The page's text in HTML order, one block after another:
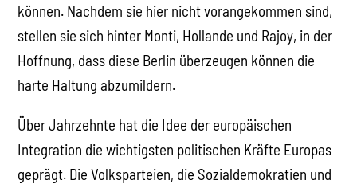
können. Nachdem sie hier nicht vorangekommen sind,
stellen sie sich hinter Monti, Hollande und Rajoy, in der
Hoffnung, dass diese Berlin überzeugen können die
harte Haltung abzumildern.
Über Jahrzehnte hat die Idee der europäischen
Integration die wichtigsten politischen Kräfte Europas
geprägt. Die Volksparteien, die Sozialdemokratien und